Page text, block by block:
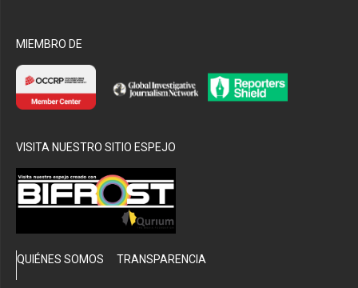
MIEMBRO DE
VISITA NUESTRO SITIO ESPEJO
QUIÉNES SOMOS TRANSPARENCIA